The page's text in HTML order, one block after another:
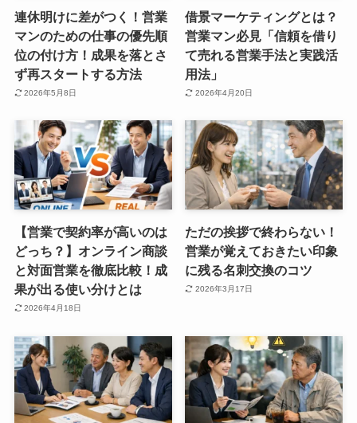
連休明けに差がつく！営業
マンのための仕事の優先順
位の付け方！成果を落とさ
ず再スタートする方法
2026年5月8日
借景マーケティングとは？
営業マン必見「信頼を借り
て売れる営業手法と実践活
用法」
2026年4月20日
【営業で契約率が高いのは
どっち？】オンライン商談
と対面営業を徹底比較！成
果が出る使い分けとは
2026年4月18日
ただの挨拶で終わらない！
営業が覚えておきたい印象
に残る名刺交換のコツ
2026年3月17日